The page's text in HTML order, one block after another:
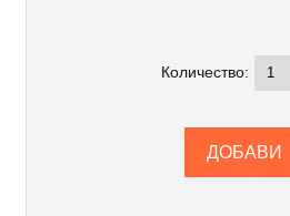
Количество: